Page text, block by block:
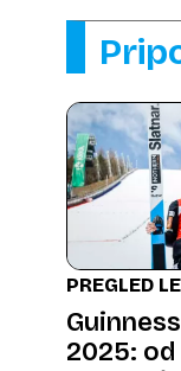
PREGLED
2025: od